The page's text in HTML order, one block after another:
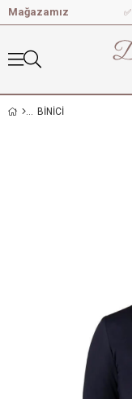
Mağazamız ✅
BİNİCİ